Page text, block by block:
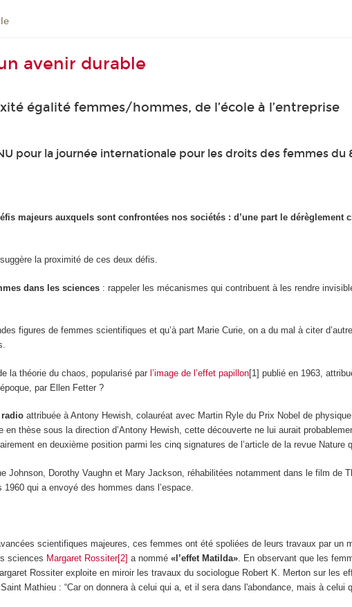
avenir durable
égalité femmes/hommes, de l’école à l’entreprise
pour la journée internationale pour les droits des femmes du
majeurs auxquels sont confrontées nos sociétés : d’une part le dérèglement
la proximité de ces deux défis.
dans les sciences : rappeler les mécanismes qui contribuent à les rendre
figures de femmes scientifiques et qu’à part Marie Curie, on a du mal à citer
la théorie du chaos, popularisé par l’image de l’effet papillon[1] publié en 1963,
par Ellen Fetter ?
radio attribuée à Antony Hewish, colauréat avec Martin Ryle du Prix Nobel de
thèse sous la direction d’Antony Hewish, cette découverte ne lui aurait
en deuxième position parmi les cinq signatures de l’article de la revue Nature
Johnson, Dorothy Vaughn et Mary Jackson, réhabilitées notamment dans le film de
qui a envoyé des hommes dans l’espace.
scientifiques majeures, ces femmes ont été spoliées de leurs travaux par un
sciences Margaret Rossiter[2] a nommé«l’effet Matilda» . En observant que les
Rossiter exploite en miroir les travaux du sociologue Robert K. Merton sur les
Mathieu : “Car on donnera à celui qui a, et il sera dans l'abondance, mais à celui